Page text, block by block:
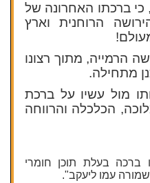
ברכתו האחרונה של
הרוחנית וארץ
הרמייה, מתוך רצונו
מתחילה.
מול עשיו על ברכת
הכלכלה והרווחה
ברכה בעלת תוכן חומרי
עמו ליעקב".